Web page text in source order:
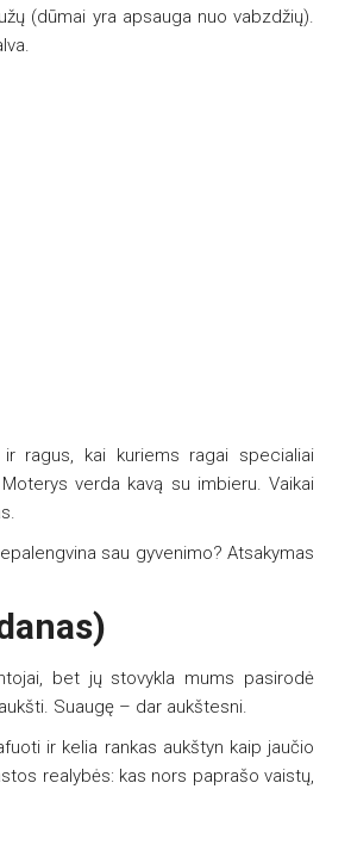
(dūmai yra apsauga nuo vabzdžių).
ragus, kai kuriems ragai specialiai
verda kavą su imbieru. Vaikai
sau gyvenimo? Atsakymas
bet jų stovykla mums pasirodė
Suaugę – dar aukštesni.
ir kelia rankas aukštyn kaip jaučio
realybės: kas nors paprašo vaistų,